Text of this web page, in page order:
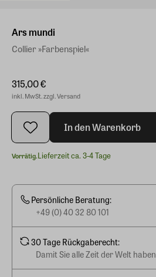
Ars mundi
Collier »Farbenspiel«
315,00 €
inkl. MwSt. zzgl. Versand
In den Warenkorb
Vorrätig.Lieferzeit ca. 3-4 Tage
Persönliche Beratung:
+49 (0) 40 32 80 101
30 Tage Rückgaberecht:
Damit Sie alle Zeit der Welt haben